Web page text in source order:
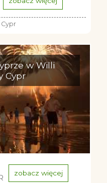
Cypr
w Willi
Cypr
zobacz więcej